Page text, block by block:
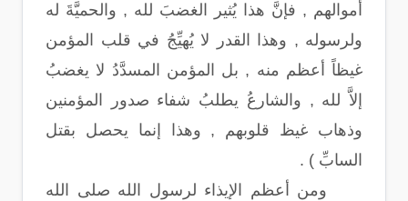
أموالهم , فإنَّ هذا يُثير الغضبَ لله , والحميَّةَ له
ولرسوله , وهذا القدر لا يُهيِّجُ في قلب المؤمن
غيظاً أعظم منه , بل المؤمن المسدَّدُ لا يغضبُ
إلاَّ لله , والشارعُ يطلبُ شفاء صدور المؤمنين
وذهاب غيظ قلوبهم , وهذا إنما يحصل بقتل
السابِّ ) .
ومن أعظم الإيذاء لرسول الله صلى الله